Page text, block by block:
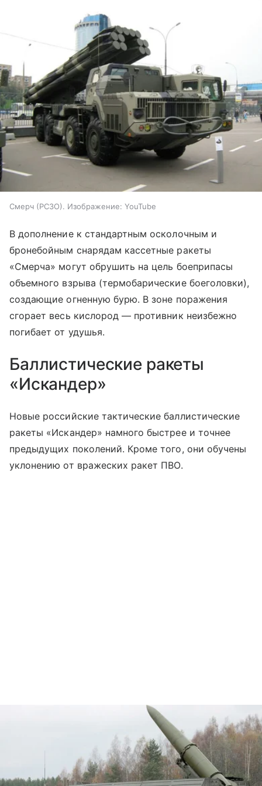
Смерч (РСЗО). Изображение: YouTube
В дополнение к стандартным осколочным и
бронебойным снарядам кассетные ракеты
«Смерча» могут обрушить на цель боеприпасы
объемного взрыва (термобарические боеголовки),
создающие огненную бурю. В зоне поражения
сгорает весь кислород — противник неизбежно
погибает от удушья.
Баллистические ракеты
«Искандер»
Новые российские тактические баллистические
ракеты «Искандер» намного быстрее и точнее
предыдущих поколений. Кроме того, они обучены
уклонению от вражеских ракет ПВО.